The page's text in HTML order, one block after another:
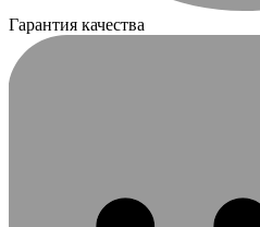
Гарантия качества